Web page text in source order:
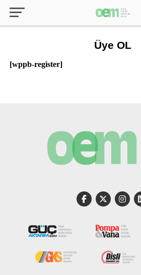
Üye OL
[wppb-register]